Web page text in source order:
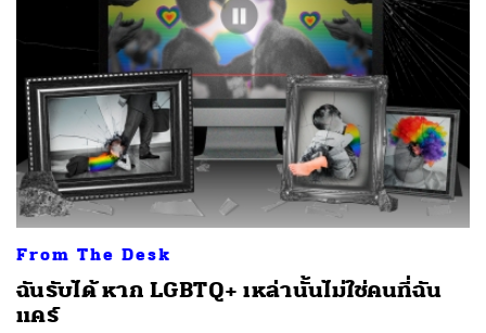
From The Desk
ฉันรับได้ หาก LGBTQ+ เหล่านั้นไม่ใช่คนที่ฉัน
แคร์